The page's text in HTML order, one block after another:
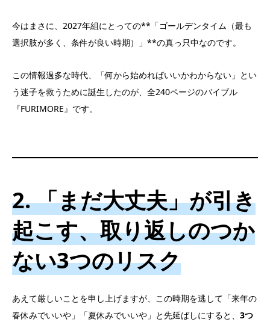
今はまさに、2027年組にとっての**「ゴールデンタイム（最も
選択肢が多く、条件が良い時期）」**の真っ只中なのです。
この情報過多な時代、「何から始めればいいかわからない」とい
う迷子を救うために誕生したのが、全240ページのバイブル
『FURIMORE』です。
2. 「まだ大丈夫」が引き
起こす、取り返しのつか
ない3つのリスク
あえて厳しいことを申し上げますが、この時期を逃して「来年の
春休みでいいや」「夏休みでいいや」と先延ばしにすると、 3つ